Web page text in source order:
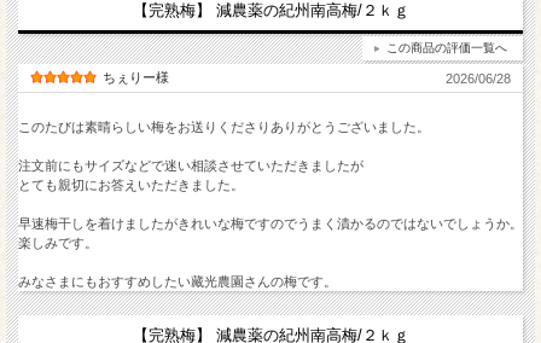
【完熟梅】 減農薬の紀州南高梅/２ｋｇ
この商品の評価一覧へ
ちぇりー様 2026/06/28
このたびは素晴らしい梅をお送りくださりありがとうございました。
注文前にもサイズなどで迷い相談させていただきましたが
とても親切にお答えいただきました。
早速梅干しを着けましたがきれいな梅ですのでうまく漬かるのではないでしょうか。
楽しみです。
みなさまにもおすすめしたい藏光農園さんの梅です。
【完熟梅】 減農薬の紀州南高梅/２ｋｇ